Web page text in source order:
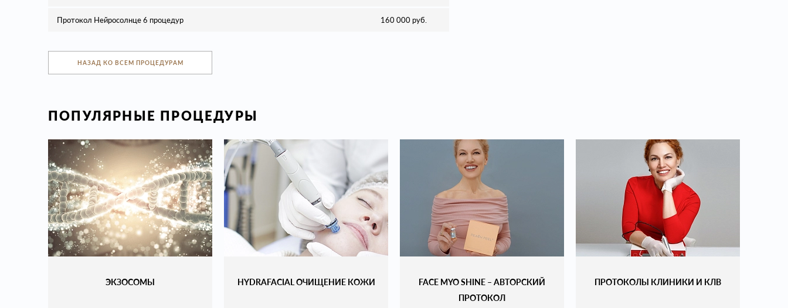
Протокол Нейросолнце 6 процедур 160 000 руб.
НАЗАД КО ВСЕМ ПРОЦЕДУРАМ
ПОПУЛЯРНЫЕ ПРОЦЕДУРЫ
ЭКЗОСОМЫ HYDRAFACIAL ОЧИЩЕНИЕ КОЖИ
FACE MYO SHINE – АВТОРСКИЙ
ПРОТОКОЛ
ПРОТОКОЛЫ КЛИНИКИ И КЛВ